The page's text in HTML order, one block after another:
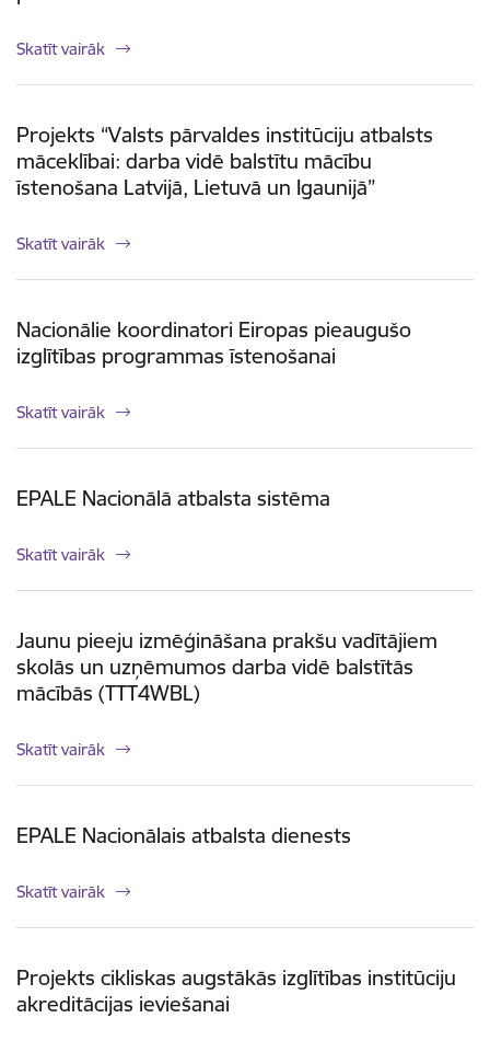
Skatīt vairāk
Projekts “Valsts pārvaldes institūciju atbalsts
māceklībai: darba vidē balstītu mācību
īstenošana Latvijā, Lietuvā un Igaunijā”
Skatīt vairāk
Nacionālie koordinatori Eiropas pieaugušo
izglītības programmas īstenošanai
Skatīt vairāk
EPALE Nacionālā atbalsta sistēma
Skatīt vairāk
Jaunu pieeju izmēģināšana prakšu vadītājiem
skolās un uzņēmumos darba vidē balstītās
mācībās (TTT4WBL)
Skatīt vairāk
EPALE Nacionālais atbalsta dienests
Skatīt vairāk
Projekts cikliskas augstākās izglītības institūciju
akreditācijas ieviešanai